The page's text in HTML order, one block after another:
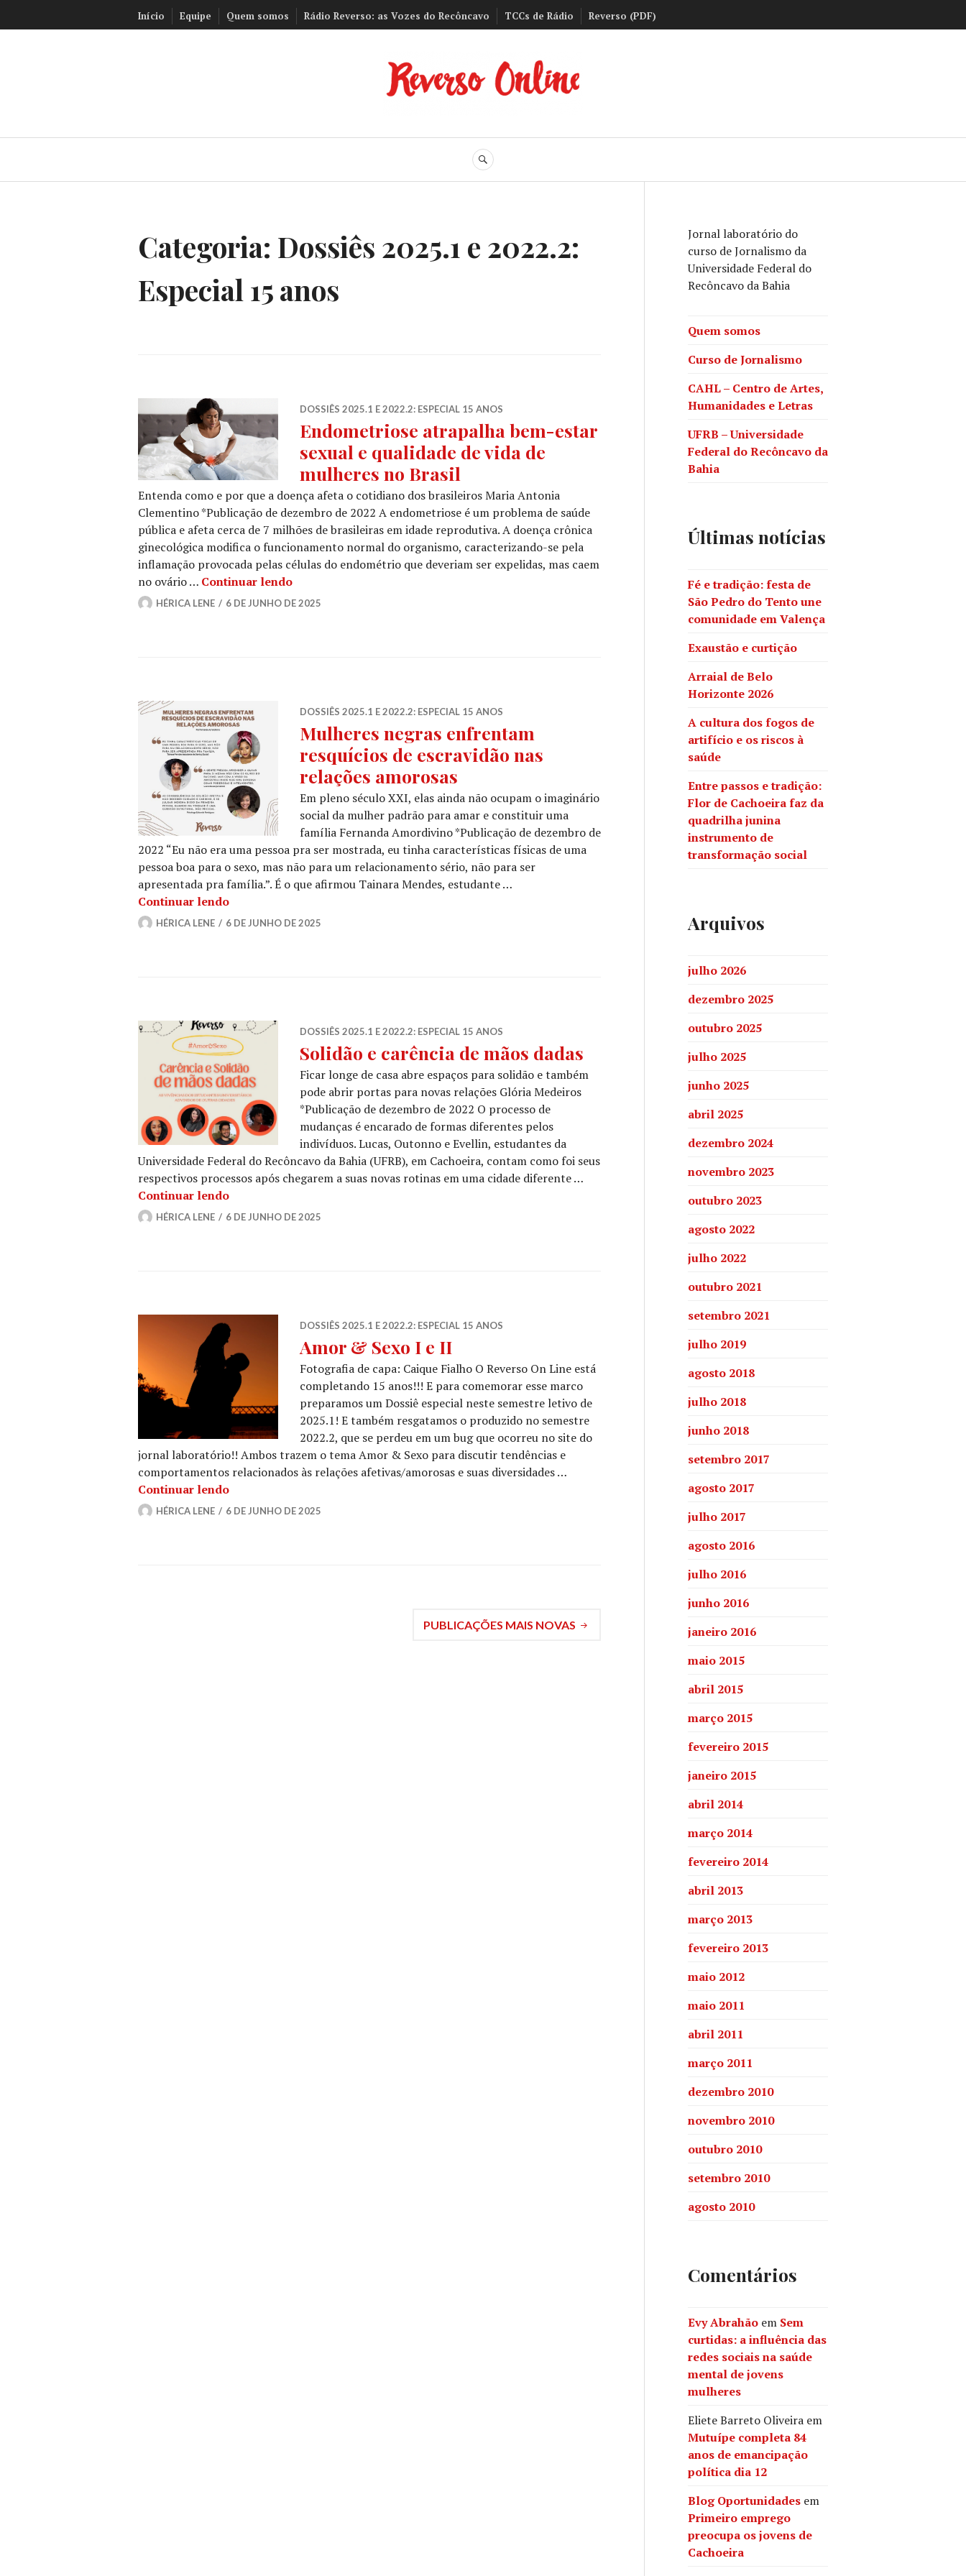
para
Início Equipe Quem somos Rádio Reverso: as Vozes do Recôncavo TCCs de Rádio Reverso (PDF)
Reverso Online
BUSCA
Categoria: Dossiês 2025.1 e 2022.2:
Especial 15 anos
DOSSIÊS 2025.1 E 2022.2: ESPECIAL 15 ANOS
Endometriose atrapalha bem-estar
sexual e qualidade de vida de
mulheres no Brasil
Entenda como e por que a doença afeta o cotidiano dos brasileiros Maria Antonia
Clementino *Publicação de dezembro de 2022 A endometriose é um problema de saúde
pública e afeta cerca de 7 milhões de brasileiras em idade reprodutiva. A doença crônica
ginecológica modifica o funcionamento normal do organismo, caracterizando-se pela
inflamação provocada pelas células do endométrio que deveriam ser expelidas, mas caem
no ovário … Continuar lendoEndometriose atrapalha bem-estar sexual e qualidade de vida de mulheres no Brasil
HÉRICA LENE 6 DE JUNHO DE 2025
DOSSIÊS 2025.1 E 2022.2: ESPECIAL 15 ANOS
Mulheres negras enfrentam
resquícios de escravidão nas
relações amorosas
Em pleno século XXI, elas ainda não ocupam o imaginário
social da mulher padrão para amar e constituir uma
família Fernanda Amordivino *Publicação de dezembro de
2022 “Eu não era uma pessoa pra ser mostrada, eu tinha características físicas de uma
pessoa boa para o sexo, mas não para um relacionamento sério, não para ser
apresentada pra família.”. É o que afirmou Tainara Mendes, estudante …
Continuar lendoMulheres negras enfrentam resquícios de escravidão nas relações amorosas
HÉRICA LENE 6 DE JUNHO DE 2025
DOSSIÊS 2025.1 E 2022.2: ESPECIAL 15 ANOS
Solidão e carência de mãos dadas
Ficar longe de casa abre espaços para solidão e também
pode abrir portas para novas relações Glória Medeiros
*Publicação de dezembro de 2022 O processo de
mudanças é encarado de formas diferentes pelos
indivíduos. Lucas, Outonno e Evellin, estudantes da
Universidade Federal do Recôncavo da Bahia (UFRB), em Cachoeira, contam como foi seus
respectivos processos após chegarem a suas novas rotinas em uma cidade diferente …
Continuar lendoSolidão e carência de mãos dadas
HÉRICA LENE 6 DE JUNHO DE 2025
DOSSIÊS 2025.1 E 2022.2: ESPECIAL 15 ANOS
Amor & Sexo I e II
Fotografia de capa: Caique Fialho O Reverso On Line está
completando 15 anos!!! E para comemorar esse marco
preparamos um Dossiê especial neste semestre letivo de
2025.1! E também resgatamos o produzido no semestre
2022.2, que se perdeu em um bug que ocorreu no site do
jornal laboratório!! Ambos trazem o tema Amor & Sexo para discutir tendências e
comportamentos relacionados às relações afetivas/amorosas e suas diversidades …
Continuar lendoAmor & Sexo I e II
HÉRICA LENE 6 DE JUNHO DE 2025
PUBLICAÇÕES MAIS NOVAS
Jornal laboratório do
curso de Jornalismo da
Universidade Federal do
Recôncavo da Bahia
Quem somos
Curso de Jornalismo
CAHL – Centro de Artes,
Humanidades e Letras
UFRB – Universidade
Federal do Recôncavo da
Bahia
Últimas notícias
Fé e tradição: festa de
São Pedro do Tento une
comunidade em Valença
Exaustão e curtição
Arraial de Belo
Horizonte 2026
A cultura dos fogos de
artifício e os riscos à
saúde
Entre passos e tradição:
Flor de Cachoeira faz da
quadrilha junina
instrumento de
transformação social
Arquivos
julho 2026
dezembro 2025
outubro 2025
julho 2025
junho 2025
abril 2025
dezembro 2024
novembro 2023
outubro 2023
agosto 2022
julho 2022
outubro 2021
setembro 2021
julho 2019
agosto 2018
julho 2018
junho 2018
setembro 2017
agosto 2017
julho 2017
agosto 2016
julho 2016
junho 2016
janeiro 2016
maio 2015
abril 2015
março 2015
fevereiro 2015
janeiro 2015
abril 2014
março 2014
fevereiro 2014
abril 2013
março 2013
fevereiro 2013
maio 2012
maio 2011
abril 2011
março 2011
dezembro 2010
novembro 2010
outubro 2010
setembro 2010
agosto 2010
Comentários
Evy Abrahão em Sem
curtidas: a influência das
redes sociais na saúde
mental de jovens
mulheres
Eliete Barreto Oliveira em
Mutuípe completa 84
anos de emancipação
política dia 12
Blog Oportunidades em
Primeiro emprego
preocupa os jovens de
Cachoeira